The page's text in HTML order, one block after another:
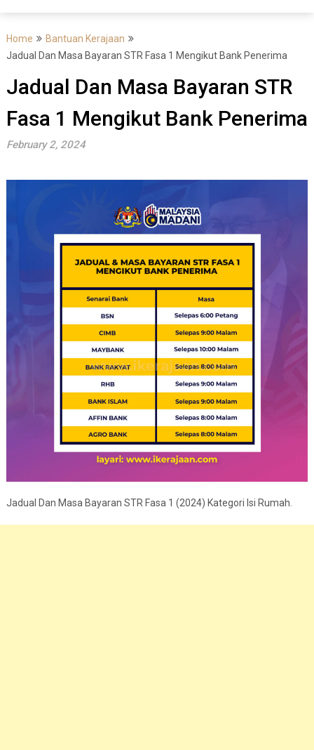
Home
Bantuan Kerajaan
Jadual Dan Masa Bayaran STR Fasa 1 Mengikut Bank Penerima
Jadual Dan Masa Bayaran STR
Fasa 1 Mengikut Bank Penerima
February 2, 2024
Jadual Dan Masa Bayaran STR Fasa 1 (2024) Kategori Isi Rumah.